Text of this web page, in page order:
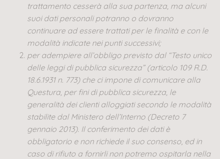
trattamento cesserà alla sua partenza, ma alcuni
suoi dati personali potranno o dovranno
continuare ad essere trattati per le finalità e con le
modalità indicate nei punti successivi;
per adempiere all’obbligo previsto dal “Testo unico
delle leggi di pubblica sicurezza” (articolo 109 R.D.
18.6.1931 n. 773) che ci impone di comunicare alla
Questura, per fini di pubblica sicurezza, le
generalità dei clienti alloggiati secondo le modalità
stabilite dal Ministero dell’Interno (Decreto 7
gennaio 2013). Il conferimento dei dati è
obbligatorio e non richiede il suo consenso, ed in
caso di rifiuto a fornirli non potremo ospitarla nella